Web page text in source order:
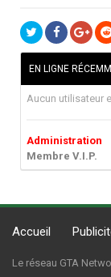
EN LIGNE
Aucun utilisateur
Administration
Membre V.I.P.
Accueil
Le réseau GTA